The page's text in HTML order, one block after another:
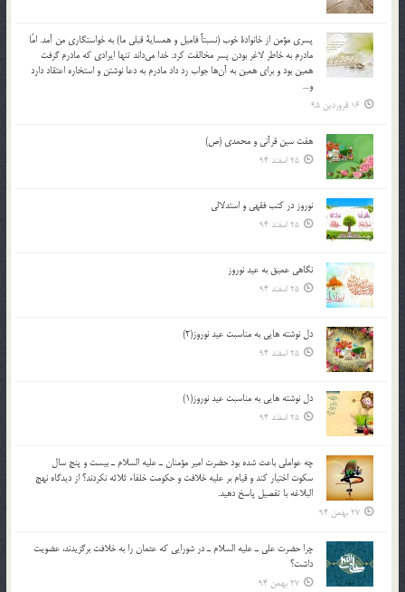
پسري مؤمن از خانوادة خوب (نسبتاً فاميل و همساية قبلي ما) به خواستگاري من آمد. امّا
مادرم به خاطر لاغر بودن پسر مخالفت كرد. خدا مي‌داند تنها ايرادي كه مادرم گرفت
همين بود و براي همين به آن‌ها جواب رد داد مادرم به دعا نوشتن و استخاره اعتقاد دارد
و…
16 فروردین 95
هفت سین قرآنی و محمدی (ص)
25 اسفند 94
نوروز در كتب فقهى و استدلالى‏
25 اسفند 94
نگاهى عميق به عيد نوروز
25 اسفند 94
دل نوشته هایی به مناسبت عید نوروز(2)
25 اسفند 94
دل نوشته هایی به مناسبت عید نوروز(1)
25 اسفند 94
چه عواملي باعث شده بود حضرت امير مؤمنان ـ عليه السلام ـ بيست و پنج سال
سکوت اختيار کند و قيام بر عليه خلافت و حکومت خلفاء ثلاثه نکردند؟ از ديدگاه نهج
البلاغه با تفصيل پاسخ دهيد.
27 بهمن 94
چرا حضرت علي ـ عليه السلام ـ در شورايي كه عثمان را به خلافت برگزيدند، عضويت
داشت؟
27 بهمن 94